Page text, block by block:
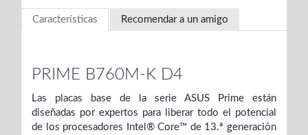
Características Recomendar a un amigo
PRIME B760M-K D4
Las placas base de la serie ASUS Prime están
diseñadas por expertos para liberar todo el potencial
de los procesadores Intel® Core™ de 13.ª generación